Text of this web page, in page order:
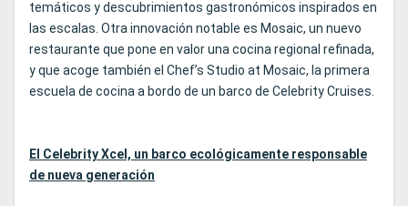
temáticos y descubrimientos gastronómicos inspirados en
las escalas. Otra innovación notable es Mosaic, un nuevo
restaurante que pone en valor una cocina regional refinada,
y que acoge también el Chef’s Studio at Mosaic, la primera
escuela de cocina a bordo de un barco de Celebrity Cruises.
El Celebrity Xcel, un barco ecológicamente responsable
de nueva generación